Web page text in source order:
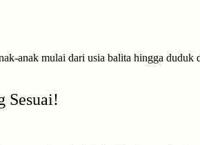
anak mulai dari usia balita hingga
Sesuai!